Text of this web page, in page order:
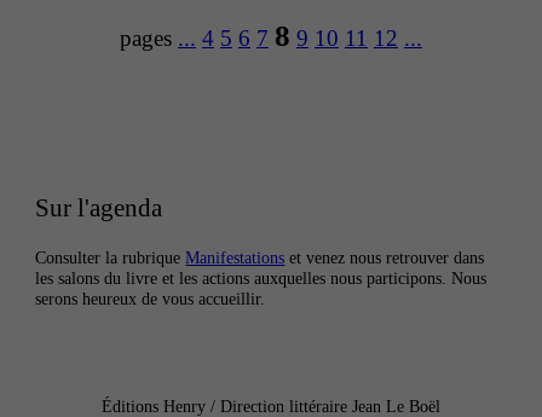
pages ... 4 5 6 7 8 9 10 11 12 ...
Sur l'agenda
Consulter la rubriqueManifestations et venez nous retrouver dans
les salons du livre et les actions auxquelles nous participons. Nous
serons heureux de vous accueillir.
Éditions Henry / Direction littéraire Jean Le Boël